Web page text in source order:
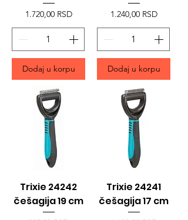
Price
1.720,00 RSD
Dodaj u korpu
Price
1.240,00 RSD
Dodaj u korpu
Trixie 24242
češagija 19 cm
Trixie 24241
češagija 17 cm